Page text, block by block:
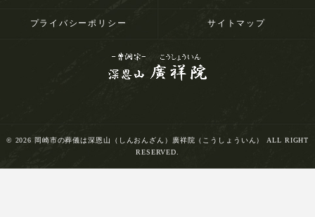
プライバシーポリシー サイトマップ
© 2026 岡崎市の葬儀は深恩山（しんおんざん）廣祥院（こうしょういん） ALL RIGHT
RESERVED.